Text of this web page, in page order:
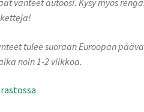
tulee suoraan Euroopan
noin 1-2 viikkoa.